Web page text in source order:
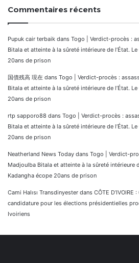
Commentaires récents
Pupuk cair terbaik dans Togo | Verdict-procès :
Bitala et atteinte à la sûreté intérieure de l’État.
20ans de prison
国債残高 現在 dans Togo | Verdict-procès :
Bitala et atteinte à la sûreté intérieure de l’État.
20ans de prison
rtp sapporo88 dans Togo | Verdict-procès :
Bitala et atteinte à la sûreté intérieure de l’État.
20ans de prison
Neatherland News Today dans Togo | Verdict-
Madjoulba Bitala et atteinte à la sûreté intérieure
Kadangha écope 20ans de prison
Cami Halısı Transdinyester dans CÔTE D’IVOIRE
candidature pour les élections présidentielles
Ivoiriens